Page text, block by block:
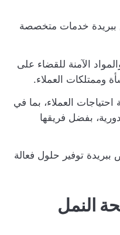
ببريدة خدمات متخصصة
الآمنة للقضاء على
وممتلكات العملاء.
احتياجات العملاء، بما في
بفضل فريقها
توفير حلول فعالة
النمل